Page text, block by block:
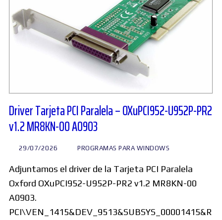
Buscar:
Driver Tarjeta PCI Paralela – OXuPCI952-U952P-PR2
v1.2 MR8KN-00 A0903
29/07/2026 PROGRAMAS PARA WINDOWS
Adjuntamos el driver de la Tarjeta PCI Paralela
Oxford OXuPCI952-U952P-PR2 v1.2 MR8KN-00
A0903.
PCI\VEN_1415&DEV_9513&SUBSYS_00001415&R